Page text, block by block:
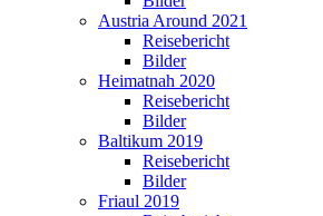
Austria Around 2021
Reisebericht
Bilder
Heimatnah 2020
Reisebericht
Bilder
Baltikum 2019
Reisebericht
Bilder
Friaul 2019